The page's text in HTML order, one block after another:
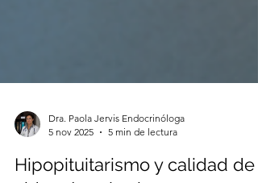
Dra. Paola Jervis Endocrinóloga